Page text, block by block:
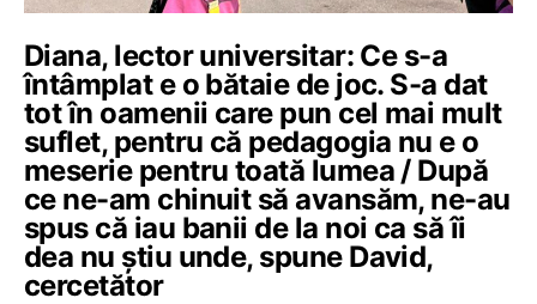
Diana, lector universitar: Ce s-a
întâmplat e o bătaie de joc. S-a dat
tot în oamenii care pun cel mai mult
suflet, pentru că pedagogia nu e o
meserie pentru toată lumea / După
ce ne-am chinuit să avansăm, ne-au
spus că iau banii de la noi ca să îi
dea nu știu unde, spune David,
cercetător